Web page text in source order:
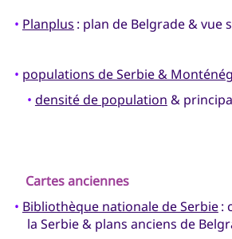
• Planplus : plan de Belgrade & vue
• populations de Serbie &
• densité de population &
Cartes anciennes
• Bibliothèque nationale de Serbie:
la Serbie & plans anciens de